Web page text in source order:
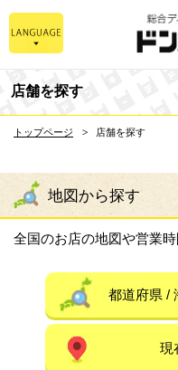
店舗を探す
トップページ 店舗を探す
地図から探す
全国のお店の地図や営業
現